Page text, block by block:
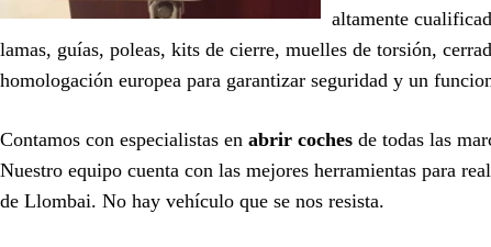
altamente
lamas, guías, poleas, kits de cierre, muelles de torsión,
homologación europea para garantizar seguridad y un
Contamos con especialistas en abrir coches de todas las
Nuestro equipo cuenta con las mejores herramientas para
de Llombai. No hay vehículo que se nos resista.